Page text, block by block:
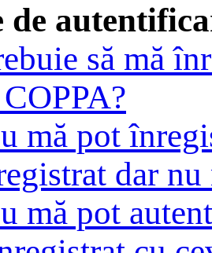
de
să mă
mă pot
dar
mă pot